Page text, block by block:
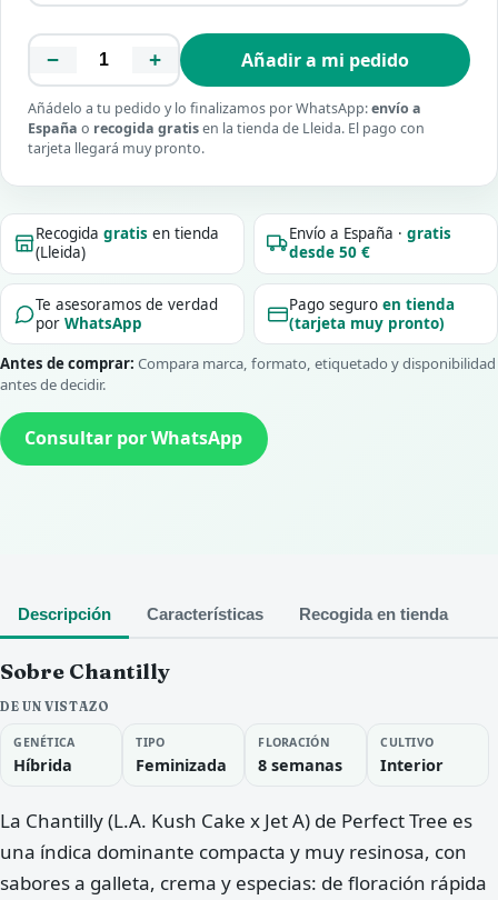
− + Añadir a mi pedido
Añádelo a tu pedido y lo finalizamos por WhatsApp:envío a
España o recogida gratisen la tienda de Lleida. El pago con
tarjeta llegará muy pronto.
Recogidagratis en tienda
(Lleida)
Envío a España ·gratis
desde 50 €
Te asesoramos de verdad
porWhatsApp
Pago seguroen tienda
(tarjeta muy pronto)
Antes de comprar: Compara marca, formato, etiquetado y disponibilidad
antes de decidir.
Consultar por WhatsApp
Descripción Características Recogida en tienda
Sobre Chantilly
DE UN VISTAZO
GENÉTICA
Híbrida
TIPO
Feminizada
FLORACIÓN
8 semanas
CULTIVO
Interior
La Chantilly (L.A. Kush Cake x Jet A) de Perfect Tree es
una índica dominante compacta y muy resinosa, con
sabores a galleta, crema y especias: de floración rápida